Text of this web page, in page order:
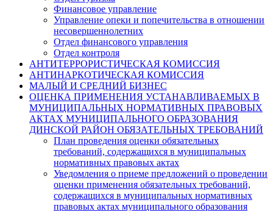
Финансовое управление
Управление опеки и попечительства в отношении
несовершеннолетних
Отдел финансового управления
Отдел контроля
АНТИТЕРРОРИСТИЧЕСКАЯ КОМИССИЯ
АНТИНАРКОТИЧЕСКАЯ КОМИССИЯ
МАЛЫЙ И СРЕДНИЙ БИЗНЕС
ОЦЕНКА ПРИМЕНЕНИЯ УСТАНАВЛИВАЕМЫХ В
МУНИЦИПАЛЬНЫХ НОРМАТИВНЫХ ПРАВОВЫХ
АКТАХ МУНИЦИПАЛЬНОГО ОБРАЗОВАНИЯ
ДИНСКОЙ РАЙОН ОБЯЗАТЕЛЬНЫХ ТРЕБОВАНИЙ
План проведения оценки обязательных
требований, содержащихся в муниципальных
нормативных правовых актах
Уведомления о приеме предложений о проведении
оценки применения обязательных требований,
содержащихся в муниципальных нормативных
правовых актах муниципального образования